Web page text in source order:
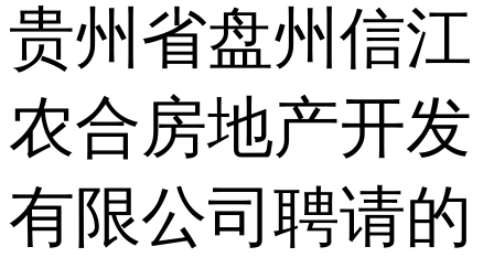
贵州省盘州信江
农合房地产开发
有限公司聘请的